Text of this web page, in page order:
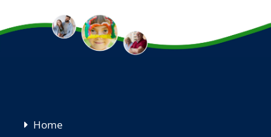
Navigation
Home